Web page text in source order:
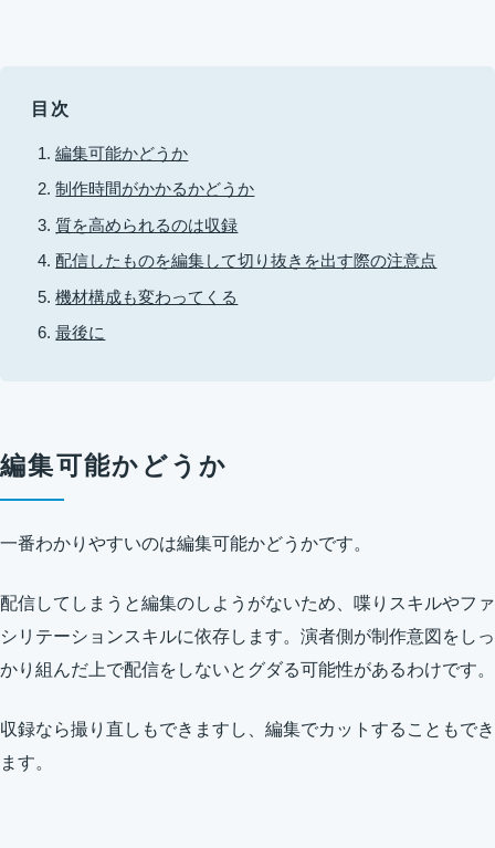
目次
編集可能かどうか
制作時間がかかるかどうか
質を高められるのは収録
配信したものを編集して切り抜きを出す際の注意点
機材構成も変わってくる
最後に
編集可能かどうか
一番わかりやすいのは編集可能かどうかです。
配信してしまうと編集のしようがないため、喋りスキルやファ
シリテーションスキルに依存します。演者側が制作意図をしっ
かり組んだ上で配信をしないとグダる可能性があるわけです。
収録なら撮り直しもできますし、編集でカットすることもでき
ます。